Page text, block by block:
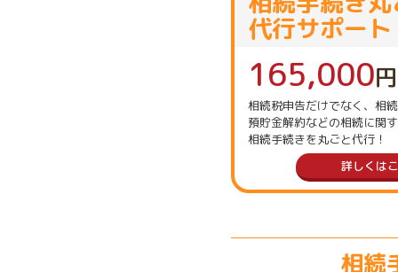
代行サポート
165,000
相続税申告だけでなく、相
預貯金解約などの相続に関
相続手続きを丸ごと代行！
詳しくは
相続